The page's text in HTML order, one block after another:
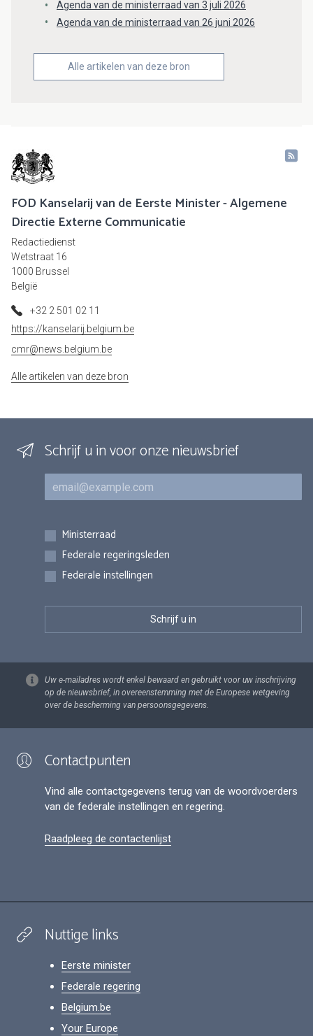
Agenda van de ministerraad van 3 juli 2026
Agenda van de ministerraad van 26 juni 2026
Alle artikelen van deze bron
FOD Kanselarij van de Eerste Minister - Algemene
Directie Externe Communicatie
Redactiedienst
Wetstraat 16
1000 Brussel
België
+32 2 501 02 11
https://kanselarij.belgium.be
cmr@news.belgium.be
Alle artikelen van deze bron
Schrijf u in voor onze nieuwsbrief
E-mail
Inschrijvingen
Ministerraad
Federale regeringsleden
Federale instellingen
Uw e-mailadres wordt enkel bewaard en gebruikt voor uw inschrijving
op de nieuwsbrief, in overeenstemming met de Europese wetgeving
over de bescherming van persoonsgegevens.
Contactpunten
Vind alle contactgegevens terug van de woordvoerders
van de federale instellingen en regering.
Raadpleeg de contactenlijst
Nuttige links
Eerste minister
Federale regering
Belgium.be
Your Europe